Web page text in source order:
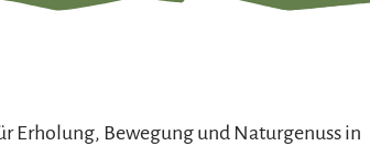
Erholung, Bewegung und Naturgenuss in